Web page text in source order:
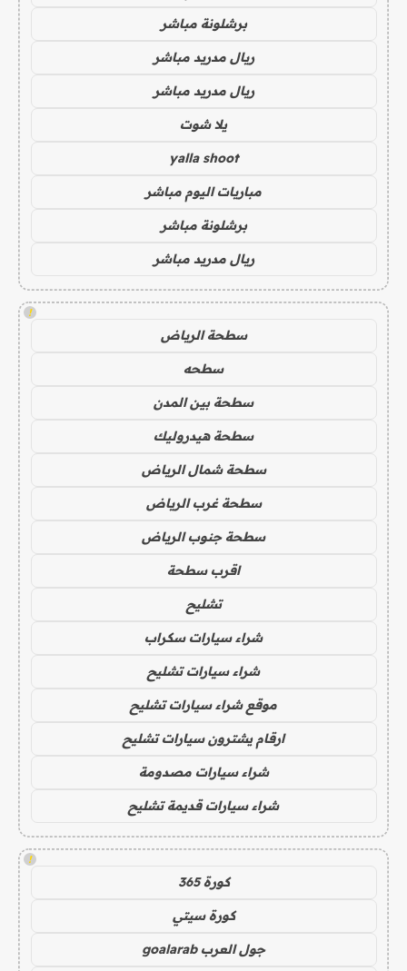
برشلونة مباشر
ريال مدريد مباشر
ريال مدريد مباشر
يلا شوت
yalla shoot
مباريات اليوم مباشر
برشلونة مباشر
ريال مدريد مباشر
!
سطحة الرياض
سطحه
سطحة بين المدن
سطحة هيدروليك
سطحة شمال الرياض
سطحة غرب الرياض
سطحة جنوب الرياض
اقرب سطحة
تشليح
شراء سيارات سكراب
شراء سيارات تشليح
موقع شراء سيارات تشليح
ارقام يشترون سيارات تشليح
شراء سيارات مصدومة
شراء سيارات قديمة تشليح
!
كورة 365
كورة سيتي
جول العرب goalarab